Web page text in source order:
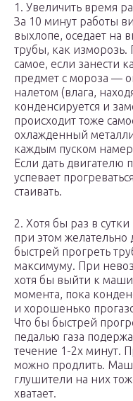
1. Увеличить время
За 10 минут работы
выхлопе, оседает на
трубы, как
самое, если занести
предмет с мороза —
налетом (влага,
конденсируется и
происходит тоже
охлажденный
каждым пуском
Если дать двигателю
успевает
стаивать.
2. Хотя бы раз в
при этом
быстрей прогреть
максимуму. При
хотя бы выйти к
момента, пока
и хорошенько
Что бы быстрей
педалью газа
течение 1-2х минут.
можно продлить.
глушители на них
хватает.